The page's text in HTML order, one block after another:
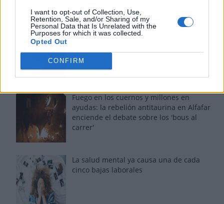
I want to opt-out of Collection, Use,
Retention, Sale, and/or Sharing of my
Personal Data that Is Unrelated with the
Purposes for which it was collected.
Opted Out
CONFIRM
Los más vistos
Tom Jones demuestra en Madrid que su
del tiempo
Fuego en los cuernos y millones en
ayudas: la rebelión antitaurina en Alfafar
enciende el debate sobre los 'bous al
carrer'
La salud mental ya causa una de cada
cinco bajas laborales